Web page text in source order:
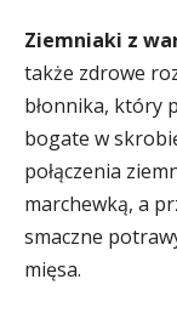
Ziemniaki z
także zdrowe
błonnika, który
bogate w
połączenia
marchewką, a
smaczne
mięsa.